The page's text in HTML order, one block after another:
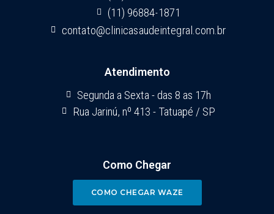
(11) 96884-1871
contato@clinicasaudeintegral.com.br
Atendimento
Segunda a Sexta - das 8 as 17h
Rua Jarinú, nº 413 - Tatuapé / SP
Como Chegar
COMO CHEGAR WAZE